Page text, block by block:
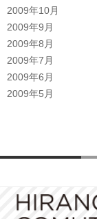
2009年10月
2009年9月
2009年8月
2009年7月
2009年6月
2009年5月